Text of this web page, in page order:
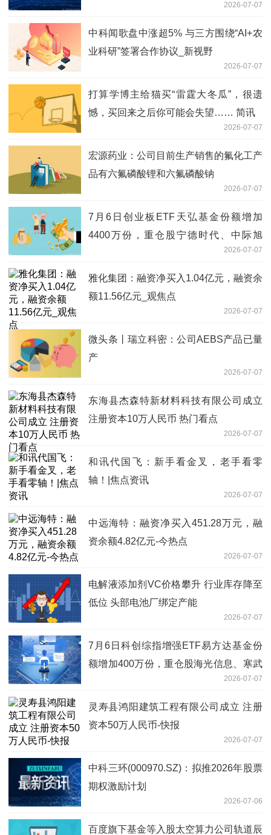
2026-07-07
中科闻歌盘中涨超5% 与三方围绕“AI+农
业科研”签署合作协议_新视野
2026-07-07
打算学博主给猫买“雷霆大冬瓜”，很遗
憾，买回来之后你可能会失望…… 简讯
2026-07-07
宏源药业：公司目前生产销售的氟化工产
品有六氟磷酸锂和六氟磷酸钠
2026-07-07
7月6日创业板ETF天弘基金份额增加
4400万份，重仓股宁德时代、中际旭
2026-07-07
雅化集团：融资净买入1.04亿元，融资余
额11.56亿元_观焦点
2026-07-07
微头条丨瑞立科密：公司AEBS产品已量
产
2026-07-07
东海县杰森特新材料科技有限公司成立
注册资本10万人民币 热门看点
2026-07-07
和讯代国飞：新手看金叉，老手看零
轴！|焦点资讯
2026-07-07
中远海特：融资净买入451.28万元，融
资余额4.82亿元-今热点
2026-07-07
电解液添加剂VC价格攀升 行业库存降至
低位 头部电池厂绑定产能
2026-07-07
7月6日科创综指增强ETF易方达基金份
额增加400万份，重仓股海光信息、寒武
2026-07-07
灵寿县鸿阳建筑工程有限公司成立 注册
资本50万人民币-快报
2026-07-07
中科三环(000970.SZ)：拟推2026年股票
期权激励计划
2026-07-06
百度旗下基金等入股太空算力公司轨道辰